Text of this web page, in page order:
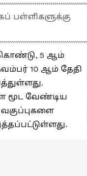
பள்ளிகளுக்கு
கொண்டு, 5 ஆம்
10 ஆம் தேதி
மூட வேண்டிய